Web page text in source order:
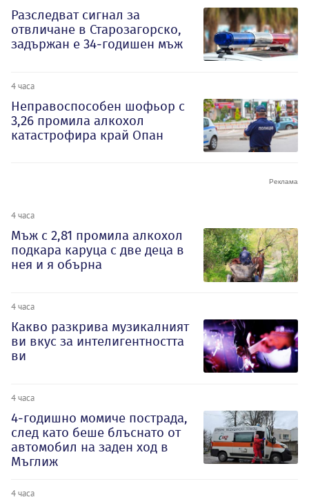
Разследват сигнал за
отвличане в Старозагорско,
задържан е 34-годишен мъж
4 часа
Неправоспособен шофьор с
3,26 промила алкохол
катастрофира край Опан
4 часа
Мъж с 2,81 промила алкохол
подкара каруца с две деца в
нея и я обърна
4 часа
Какво разкрива музикалният
ви вкус за интелигентността
ви
4 часа
4-годишно момиче пострада,
след като беше блъснато от
автомобил на заден ход в
Мъглиж
4 часа